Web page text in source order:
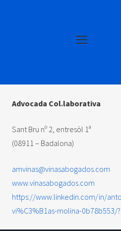
Advocada Col.laborativa
Sant Bru nº 2, entresòl 1ª
(08911 – Badalona)
amvinas@vinasabogados.com
www.vinasabogados.com
https://www.linkedin.com/in/
vi%C3%B1as-molina-0b78b553/